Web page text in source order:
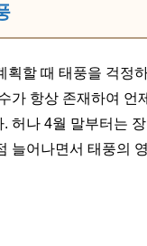
획할 때 태풍을 걱정
가 항상 존재하여 언
허나 4월 말부터는
늘어나면서 태풍의